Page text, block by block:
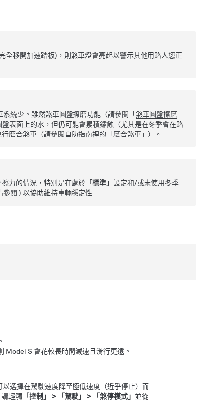
全移開加速踏板)，則煞車燈會亮起以警示其他用路人您正
統少。雖然煞車圓盤擦磨功能（請參閱「煞車圓盤擦磨
表面上的水，但仍可能會累積鏽蝕（尤其是在冬季會在路
磨合煞車（請參閱 自助指南裡的「磨合煞車」）。
力的情況，特別是在處於 「標準」設定和/或未使用冬季
參閱 ) 以協助維持車輛穩定性
Model S 會花較長時間減速且滑行更遠。
以選擇在駕駛速度降至極低速度（近乎停止）而
輕觸 「控制」 > 「駕駛」 > 「煞停模式」 並從